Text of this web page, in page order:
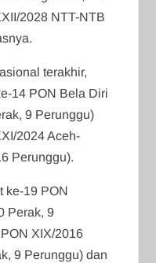
2028 NTT-NTB
terakhir,
14 PON Bela Diri
9 Perunggu)
2024 Aceh-
Perunggu).
ke-19 PON
Perak, 9
XIX/2016
9 Perunggu) dan